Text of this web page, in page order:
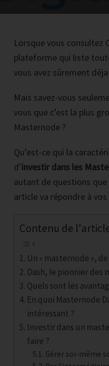
Lorsque vous consultez
plateforme qui liste
vous avez sûrement
Mais savez-vous
vous que c’est la plus
Masternode ?
Qu’est-ce qui la
d’investir dans les
autant de questions que
article va répondre à
Contenu de
Un « masternode »,
Dash, le pionnier des
Quels sont les
En quoi Masternode
intéressant ?
Investir dans un
faire ?
Gérer soi-même
RECEVOIR LA
Inscrire votre email et
*Vous recevrez par mail 1
que vous puissiez la